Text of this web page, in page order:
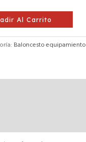
Al Carrito
Baloncesto equipamiento